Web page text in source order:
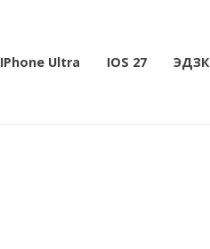
IPhone Ultra IOS 27 ЭДЗК